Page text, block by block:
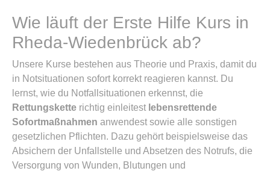
Wie läuft der Erste Hilfe Kurs in
Rheda-Wiedenbrück ab?
Unsere Kurse bestehen aus Theorie und Praxis, damit du
in Notsituationen sofort korrekt reagieren kannst. Du
lernst, wie du Notfallsituationen erkennst, die
Rettungskette richtig einleitest lebensrettende
Sofortmaßnahmen anwendest sowie alle sonstigen
gesetzlichen Pflichten. Dazu gehört beispielsweise das
Absichern der Unfallstelle und Absetzen des Notrufs, die
Versorgung von Wunden, Blutungen und